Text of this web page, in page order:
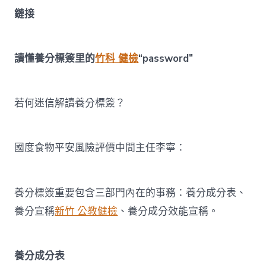
鏈接
讀懂養分標簽里的竹科 健檢“password”
若何迷信解讀養分標簽？
國度食物平安風險評價中間主任李寧：
養分標簽重要包含三部門內在的事務：養分成分表、
養分宣稱新竹 公教健檢 、養分成分效能宣稱。
養分成分表